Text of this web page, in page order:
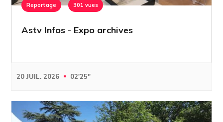
Reportage 301 vues
Astv Infos - Expo archives
20 JUIL. 2026 02'25''